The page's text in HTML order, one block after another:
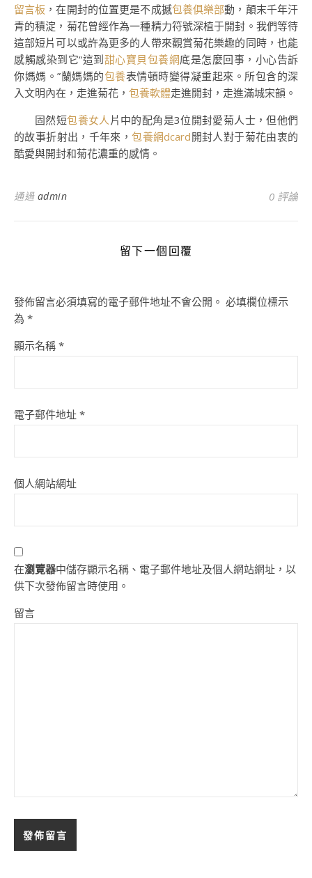
留言板 ，在開封的位置更是不成撼包養俱樂部動，顛末千年汗
青的積淀，菊花曾經作為一種精力符號深植于開封。我們等待
這部短片可以或許為更多的人帶來觀賞菊花樂趣的同時，也能
感觸感染到它“這到甜心寶貝包養網底是怎麼回事，小心告訴
你媽媽。”蘭媽媽的包養表情頓時變得凝重起來。所包含的深
入文明內在，走進菊花， 包養軟體走進開封，走進滿城宋韻。
固然短包養女人片中的配角是3位開封愛菊人士，但他們
的故事折射出，千年來，包養網dcard開封人對于菊花由衷的
酷愛與開封和菊花濃重的感情。
通過 admin 0 評論
留下一個回覆
發佈留言必須填寫的電子郵件地址不會公開。 必填欄位標示
為 *
顯示名稱 *
電子郵件地址 *
個人網站網址
在瀏覽器中儲存顯示名稱、電子郵件地址及個人網站網址，以
供下次發佈留言時使用。
留言